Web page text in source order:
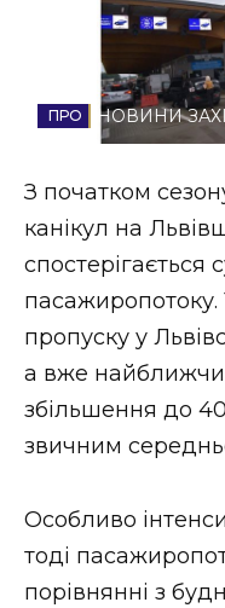
Стиль життя
Втрачений
НОВИНИ
ВІДЕО
НОВИНИ
З початком
канікул на
спостерігається
пасажиропотоку.
пропуску у
а вже
збільшення до
звичним
Особливо
тоді
порівнянні з